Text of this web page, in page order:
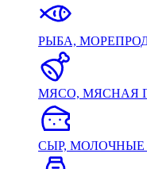
РЫБА,
МЯСО, МЯСНАЯ
СЫР,